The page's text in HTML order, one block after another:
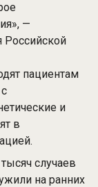
—
Российской
пациентам
и
в
случаев
на ранних